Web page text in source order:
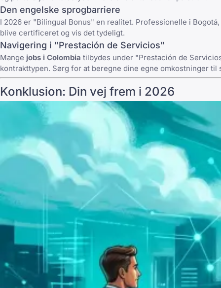
Den engelske sprogbarriere
I 2026 er "Bilingual Bonus" en realitet. Professionelle i
blive certificeret og vis det tydeligt.
Navigering i "Prestación de Servicios"
Mange jobs i Colombia tilbydes under "Prestación de
kontrakttypen. Sørg for at beregne dine egne omkostninger
Konklusion: Din vej frem i 2026